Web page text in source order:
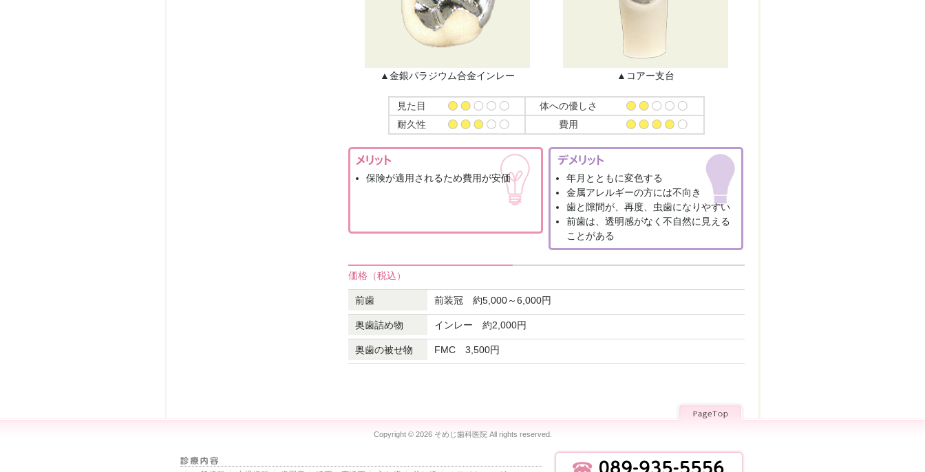
▲金銀パラジウム合金インレー ▲コアー支台
見た目
体への優しさ
耐久性
費用
保険が適用されるため費用が安価
年月とともに変色する
金属アレルギーの方には不向き
歯と隙間が、再度、虫歯になりやすい
前歯は、透明感がなく不自然に見える
ことがある
価格（税込）
前歯 前装冠 約5,000～6,000円
奥歯詰め物 インレー 約2,000円
奥歯の被せ物 FMC 3,500円
Copyright © 2026 そめじ歯科医院 All rights reserved.